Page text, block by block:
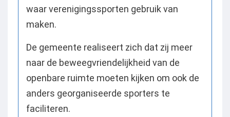
waar verenigingssporten gebruik van
maken.
De gemeente realiseert zich dat zij meer
naar de beweegvriendelijkheid van de
openbare ruimte moeten kijken om ook de
anders georganiseerde sporters te
faciliteren.